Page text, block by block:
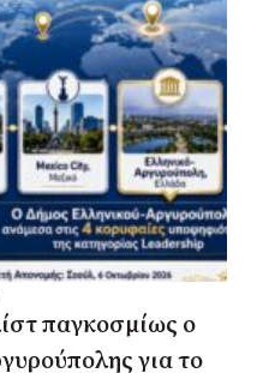
παγκοσμίως ο
για το